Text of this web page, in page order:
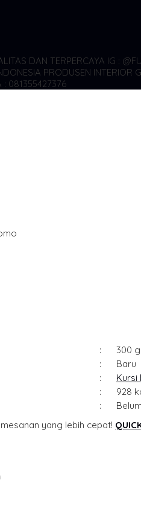
DAN TERPERCAYA IG :
PRODUSEN INTERIOR
: 081355427376
:
300
:
Baru
:
Kursi
:
928
:
yang lebih cepat!